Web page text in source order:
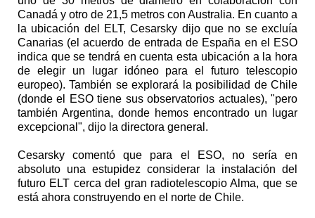
Canadá y otro de 21,5 metros con Australia. En cuanto a
la ubicación del ELT, Cesarsky dijo que no se excluía
Canarias (el acuerdo de entrada de España en el ESO
indica que se tendrá en cuenta esta ubicación a la hora
de elegir un lugar idóneo para el futuro telescopio
europeo). También se explorará la posibilidad de Chile
(donde el ESO tiene sus observatorios actuales), "pero
también Argentina, donde hemos encontrado un lugar
excepcional", dijo la directora general.
Cesarsky comentó que para el ESO, no sería en
absoluto una estupidez considerar la instalación del
futuro ELT cerca del gran radiotelescopio Alma, que se
está ahora construyendo en el norte de Chile.